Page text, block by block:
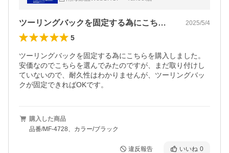
ツーリングバックを固定する為にこちらを… 2025/5/4
5
ツーリングバックを固定する為にこちらを購入しました。
安価なのでこちらを選んでみたのですが、まだ取り付けし
ていないので、耐久性はわかりませんが、ツーリングバッ
クが固定できればOKです。
購入した商品
品番/MF-4728、カラー/ブラック
違反報告 いいね 0